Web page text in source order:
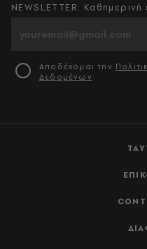
NEWSLETTER:
Αποδέχομαι την
Δεδομένων